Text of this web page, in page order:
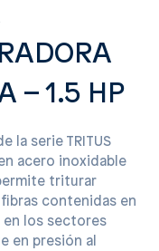
– 1.5 HP
la serie TRITUS
acero inoxidable
triturar
contenidas en
en los sectores
en presión al